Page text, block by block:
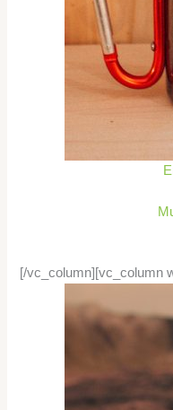
[/vc_column][vc_column